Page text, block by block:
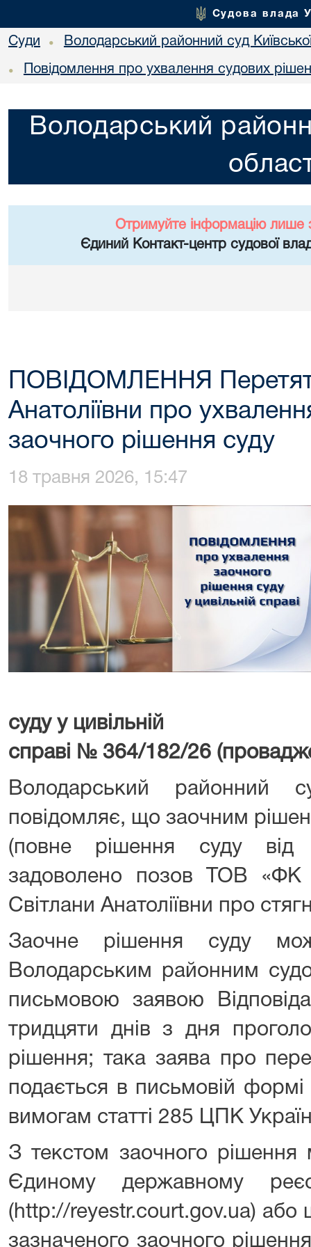
Судова влада
Суди • Володарський районний суд
• Повідомлення про ухвалення судових
Володарський
Отримуйте інформацію лише
Єдиний Контакт-центр судової
ПОВІДОМЛЕННЯ
Анатоліївни про
заочного рішення суду
18 травня 2026, 15:47
суду у цивільній
справі № 364/182/26
Володарський районний
повідомляє, що заочним
(повне рішення суду від
задоволено позов ТОВ «ФК
Світлани Анатоліївни про
Заочне рішення суду
Володарським районним
письмовою заявою
тридцяти днів з дня
рішення; така заява про
подається в письмовій формі
вимогам статті 285 ЦПК
З текстом заочного
Єдиному державному
(http://reyestr.court.gov.ua) або
зазначеного заочного